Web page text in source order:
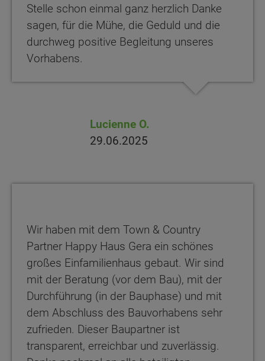
Stelle schon einmal ganz herzlich Danke
sagen, für die Mühe, die Geduld und die
durchweg positive Begleitung unseres
Vorhabens.
Lucienne O.
29.06.2025
Wir haben mit dem Town & Country
Partner Happy Haus Gera ein schönes
großes Einfamilienhaus gebaut. Wir sind
mit der Beratung (vor dem Bau), mit der
Durchführung (in der Bauphase) und mit
dem Abschluss des Bauvorhabens sehr
zufrieden. Dieser Baupartner ist
transparent, erreichbar und zuverlässig.